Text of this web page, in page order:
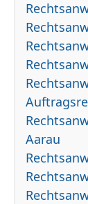
Aarau